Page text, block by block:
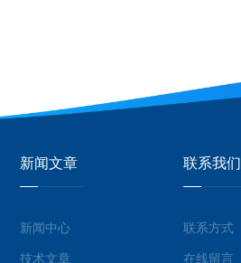
新闻文章
新闻中心
技术文章
联系我们
联系方式
在线留言